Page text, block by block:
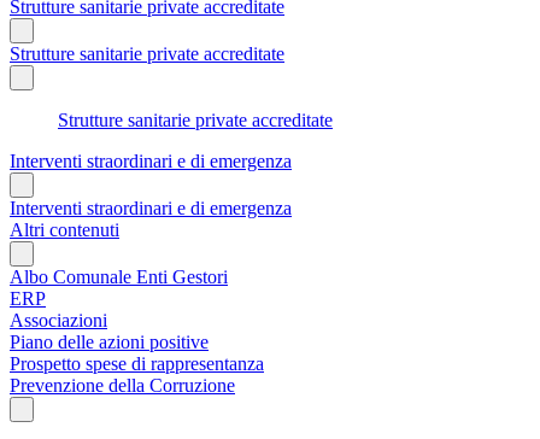
Strutture sanitarie private accreditate
Strutture sanitarie private accreditate
Strutture sanitarie private accreditate
Interventi straordinari e di emergenza
Interventi straordinari e di emergenza
Altri contenuti
Albo Comunale Enti Gestori
ERP
Associazioni
Piano delle azioni positive
Prospetto spese di rappresentanza
Prevenzione della Corruzione